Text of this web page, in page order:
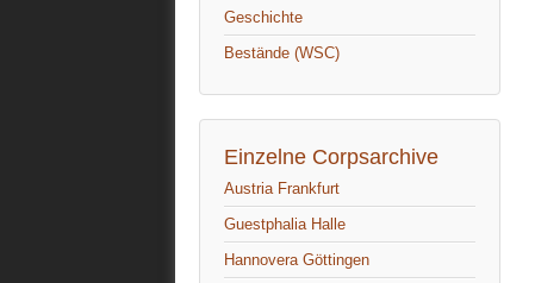
Geschichte
Bestände (WSC)
Einzelne Corpsarchive
Austria Frankfurt
Guestphalia Halle
Hannovera Göttingen